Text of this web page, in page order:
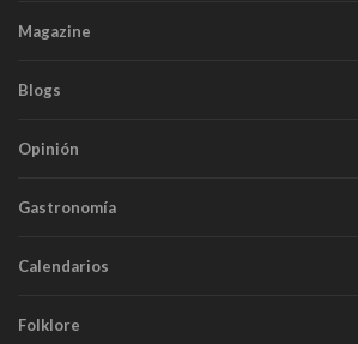
Magazine
Blogs
Opinión
Gastronomía
Calendarios
Folklore